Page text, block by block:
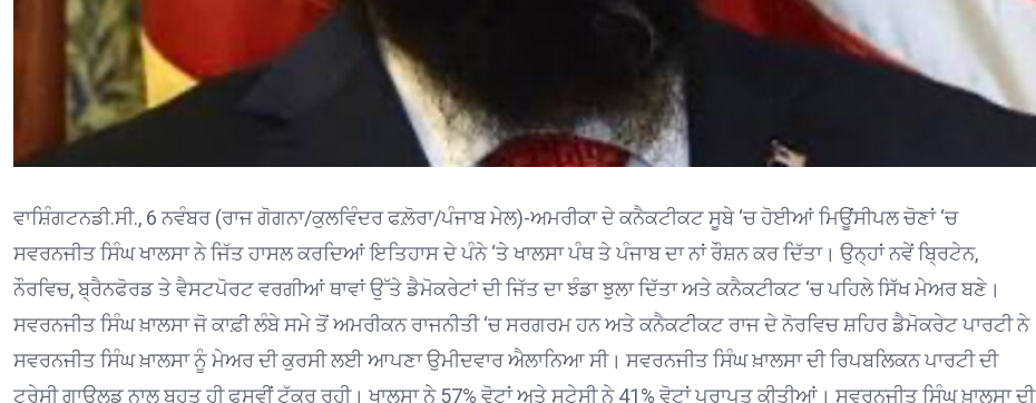
ਵਾਸ਼ਿੰਗਟਨਡੀ.ਸੀ., 6 ਨਵੰਬਰ (ਰਾਜ ਗੋਗਨਾ/ਕੁਲਵਿੰਦਰ ਫਲ਼ੋਰਾ/ਪੰਜਾਬ ਮੇਲ)-ਅਮਰੀਕਾ ਦੇ ਕਨੈਕਟੀਕਟ ਸੂਬੇ ‘ਚ ਹੋਈਆਂ ਮਿਊਂਸੀਪਲ ਚੋਣਾਂ ‘ਚ
ਸਵਰਨਜੀਤ ਸਿੰਘ ਖਾਲਸਾ ਨੇ ਜਿੱਤ ਹਾਸਲ ਕਰਦਿਆਂ ਇਤਿਹਾਸ ਦੇ ਪੰਨੇ ‘ਤੇ ਖਾਲਸਾ ਪੰਥ ਤੇ ਪੰਜਾਬ ਦਾ ਨਾਂ ਰੌਸ਼ਨ ਕਰ ਦਿੱਤਾ। ਉਨ੍ਹਾਂ ਨਵੇਂ ਬ੍ਰਿਟੇਨ,
ਨੌਰਵਿਚ, ਬ੍ਰੈਨਫੋਰਡ ਤੇ ਵੈਸਟਪੋਰਟ ਵਰਗੀਆਂ ਥਾਵਾਂ ਉੱਤੇ ਡੈਮੋਕਰੇਟਾਂ ਦੀ ਜਿੱਤ ਦਾ ਝੰਡਾ ਝੁਲਾ ਦਿੱਤਾ ਅਤੇ ਕਨੈਕਟੀਕਟ ‘ਚ ਪਹਿਲੇ ਸਿੱਖ ਮੇਅਰ ਬਣੇ।
ਸਵਰਨਜੀਤ ਸਿੰਘ ਖ਼ਾਲਸਾ ਜੋ ਕਾਫ਼ੀ ਲੰਬੇ ਸਮੇ ਤੋਂ ਅਮਰੀਕਨ ਰਾਜਨੀਤੀ ‘ਚ ਸਰਗਰਮ ਹਨ ਅਤੇ ਕਨੈਕਟੀਕਟ ਰਾਜ ਦੇ ਨੋਰਵਿਚ ਸ਼ਹਿਰ ਡੈਮੋਕਰੇਟ ਪਾਰਟੀ ਨੇ
ਸਵਰਨਜੀਤ ਸਿੰਘ ਖ਼ਾਲਸਾ ਨੂੰ ਮੇਅਰ ਦੀ ਕੁਰਸੀ ਲਈ ਆਪਣਾ ਉਮੀਦਵਾਰ ਐਲਾਨਿਆ ਸੀ। ਸਵਰਨਜੀਤ ਸਿੰਘ ਖ਼ਾਲਸਾ ਦੀ ਰਿਪਬਲਿਕਨ ਪਾਰਟੀ ਦੀ
ਟਰੇਸੀ ਗਾਉਲਡ ਨਾਲ ਬਹੁਤ ਹੀ ਫਸਵੀਂ ਟੱਕਰ ਰਹੀ। ਖਾਲਸਾ ਨੇ 57% ਵੋਟਾਂ ਅਤੇ ਸਟੇਸੀ ਨੇ 41% ਵੋਟਾਂ ਪ੍ਰਾਪਤ ਕੀਤੀਆਂ। ਸਵਰਨਜੀਤ ਸਿੰਘ ਖ਼ਾਲਸਾ ਦੀ